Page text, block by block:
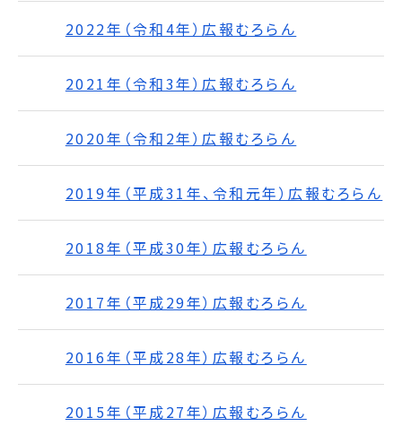
2022年（令和4年）広報むろらん
2021年（令和3年）広報むろらん
2020年（令和2年）広報むろらん
2019年（平成31年、令和元年）広報むろらん
2018年（平成30年）広報むろらん
2017年（平成29年）広報むろらん
2016年（平成28年）広報むろらん
2015年（平成27年）広報むろらん